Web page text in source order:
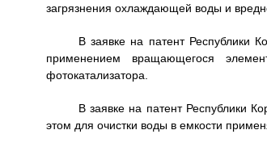
загрязнения охлаждающей воды и
В заявке на патент Республики
применением вращающегося
фотокатализатора.
В заявке на патент Республики
этом для очистки воды в емкости